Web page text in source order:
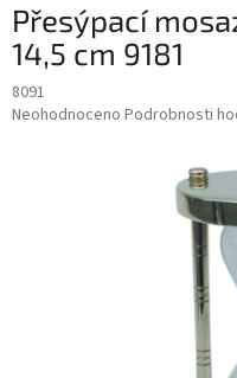
Přesýpací
14,5 cm 9181
8091
Průměrné
Neohodnoceno Podrobnosti